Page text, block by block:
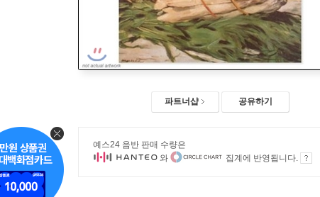
파트너샵 공유하기
예스24 음반 판매 수량은
와
집계에 반영됩니다.